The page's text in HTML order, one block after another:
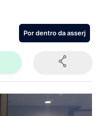
Por dentro da asserj